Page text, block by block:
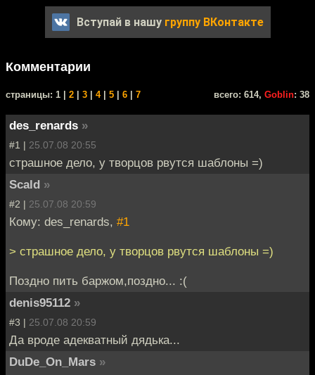
Вступай в нашу группу ВКонтакте
Комментарии
cтраницы: 1 | 2 3 4| 5 6 7 всего: 614, Goblin: 38
des_renards »
#1 | 25.07.08 20:55
страшное дело, у творцов рвутся шаблоны =)
Scald »
#2 | 25.07.08 20:59
Кому: des_renards, #1
> страшное дело, у творцов рвутся шаблоны =)
Поздно пить баржом,поздно... :(
denis95112 »
#3 | 25.07.08 20:59
Да вроде адекватный дядька...
DuDe_On_Mars »